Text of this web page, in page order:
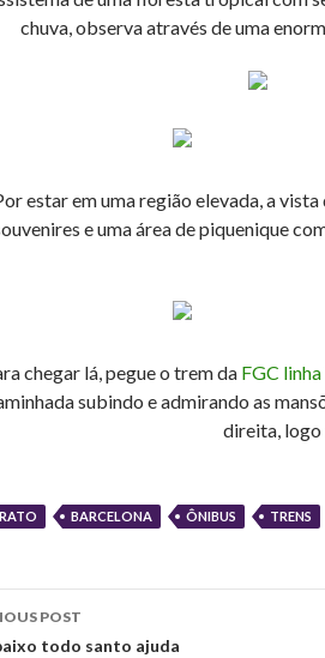
chuva, observa através de uma
estar em uma região elevada, a
e uma área de piquenique
chegar lá, pegue o trem da FGC linha
subindo e admirando as
direita, logo
BARCELONA ÔNIBUS TRENS
POST
todo santo ajuda